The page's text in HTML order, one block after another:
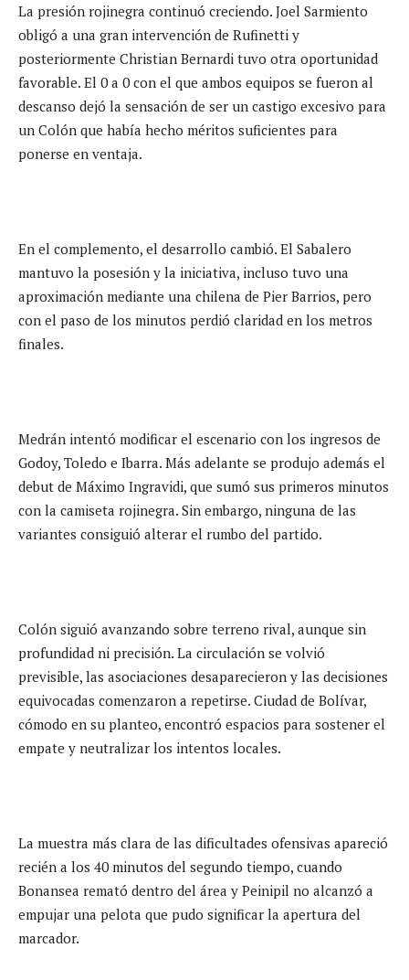
La presión rojinegra continuó creciendo. Joel Sarmiento
obligó a una gran intervención de Rufinetti y
posteriormente Christian Bernardi tuvo otra oportunidad
favorable. El 0 a 0 con el que ambos equipos se fueron al
descanso dejó la sensación de ser un castigo excesivo para
un Colón que había hecho méritos suficientes para
ponerse en ventaja.
En el complemento, el desarrollo cambió. El Sabalero
mantuvo la posesión y la iniciativa, incluso tuvo una
aproximación mediante una chilena de Pier Barrios, pero
con el paso de los minutos perdió claridad en los metros
finales.
Medrán intentó modificar el escenario con los ingresos de
Godoy, Toledo e Ibarra. Más adelante se produjo además el
debut de Máximo Ingravidi, que sumó sus primeros minutos
con la camiseta rojinegra. Sin embargo, ninguna de las
variantes consiguió alterar el rumbo del partido.
Colón siguió avanzando sobre terreno rival, aunque sin
profundidad ni precisión. La circulación se volvió
previsible, las asociaciones desaparecieron y las decisiones
equivocadas comenzaron a repetirse. Ciudad de Bolívar,
cómodo en su planteo, encontró espacios para sostener el
empate y neutralizar los intentos locales.
La muestra más clara de las dificultades ofensivas apareció
recién a los 40 minutos del segundo tiempo, cuando
Bonansea remató dentro del área y Peinipil no alcanzó a
empujar una pelota que pudo significar la apertura del
marcador.